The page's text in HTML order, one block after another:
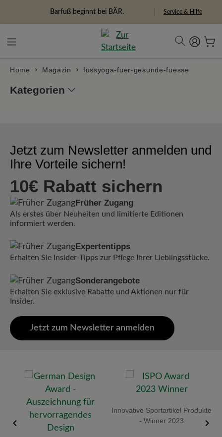
Barfuß beginnt bei BÄR. Service & Hilfe
Home Magazin fussyoga-fuer-gesunde-fuesse
Kategorien
Jetzt zum Newsletter anmelden und
Ihre Vorteile sichern!
10€ Rabatt sichern
Früher Zugang
Als erstes über Neuheiten und limitierte Editionen
informiert werden.
Expertentipps
Erhalten Sie Insider-Tipps zur Pflege Ihrer Lieblingsstücke.
Sonderangebote
Erhalten Sie exklusive Rabatte und Aktionen nur für
Insider.
Jetzt zum Newsletter anmelden
Innovative Sportartikel Produkte
- Winner 2023